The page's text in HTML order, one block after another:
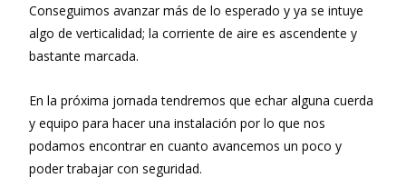
Conseguimos avanzar más de lo esperado y ya se intuye
algo de verticalidad; la corriente de aire es ascendente y
bastante marcada.
En la próxima jornada tendremos que echar alguna cuerda
y equipo para hacer una instalación por lo que nos
podamos encontrar en cuanto avancemos un poco y
poder trabajar con seguridad.